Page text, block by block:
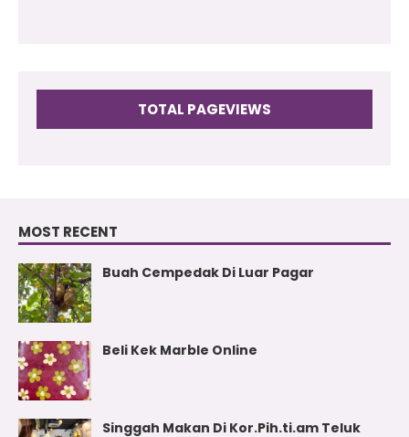
TOTAL PAGEVIEWS
MOST RECENT
Buah Cempedak Di Luar Pagar
Beli Kek Marble Online
Singgah Makan Di Kor.Pih.ti.am Teluk